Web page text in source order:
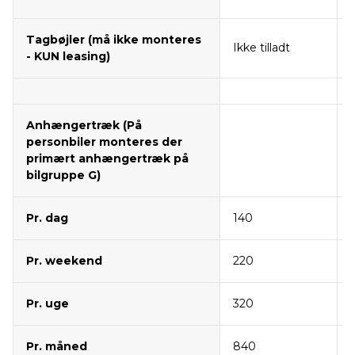
Tagbøjler (må ikke monteres
- KUN leasing)
Ikke tilladt
Anhængertræk (På
personbiler monteres der
primært anhængertræk på
bilgruppe G)
Pr. dag 140
Pr. weekend 220
Pr. uge 320
Pr. måned 840